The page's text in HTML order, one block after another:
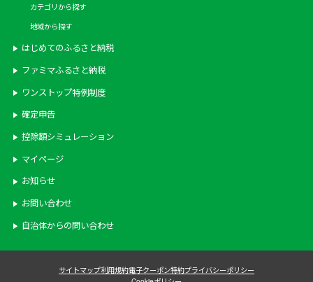
カテゴリから探す
地域から探す
はじめてのふるさと納税
ファミマふるさと納税
ワンストップ特例制度
確定申告
控除額シミュレーション
マイページ
お知らせ
お問い合わせ
自治体からの問い合わせ
サイトマップ利用規約電子クーポン特約プライバシーポリシー